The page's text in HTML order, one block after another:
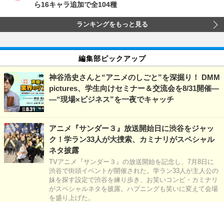
ら16キャラ追加で全104種
ランキングをもっと見る
編集部ピックアップ
神谷浩史さんと“アニメのしごと”を深掘り！ DMM
pictures、学生向けセミナー＆交流会を8/31開催―
―“現場×ビジネス”を一夜でキャッチ
アニメ『サンダー３』放送開始日に渋谷をジャッ
ク！学ラン33人が大捜索、カミナリがスペシャル
ネタ披露
TVアニメ『サンダー３』の放送開始を記念し、7月8日に
渋谷で街頭イベントが開催された。学ラン33人が主人公の
妹を探す設定で渋谷を練り歩き、お笑いコンビ・カミナリ
がスペシャルネタを披露。ハプニングも笑いに変えて会場
を盛り上げた。